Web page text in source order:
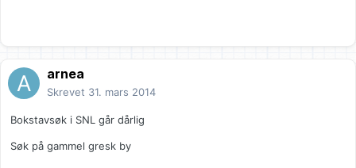
arnea
Skrevet 31. mars 2014
Bokstavsøk i SNL går dårlig
Søk på gammel gresk by